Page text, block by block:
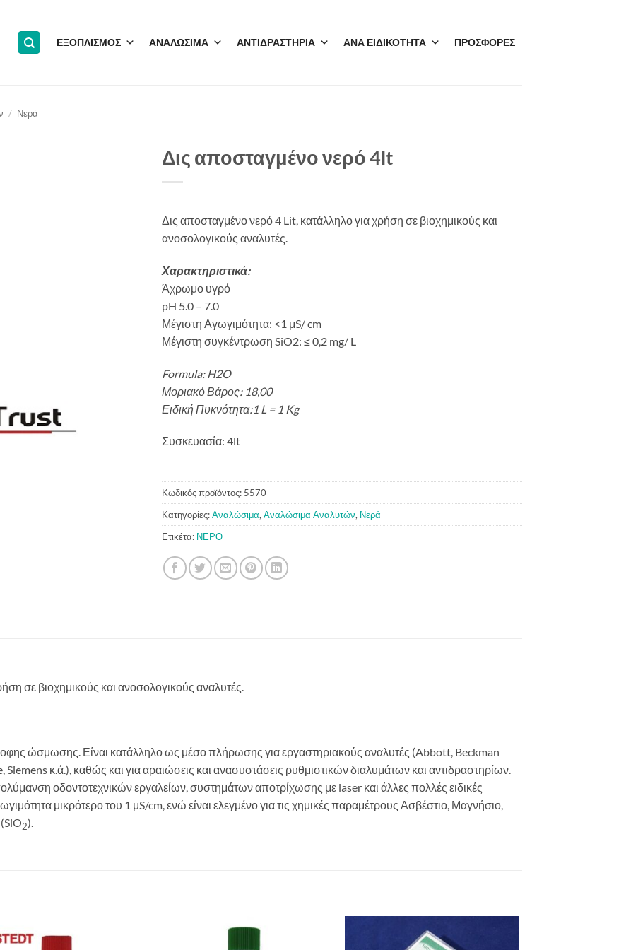
ΕΞΟΠΛΙΣΜΟΣ ΑΝΑΛΩΣΙΜΑ ΑΝΤΙΔΡΑΣΤΗΡΙΑ ΑΝΑ ΕΙΔΙΚΟΤΗΤΑ ΠΡΟΣΦΟΡΕΣ
/ Νερά
Δις αποσταγμένο νερό 4lt
Δις αποσταγμένο νερό 4 Lit, κατάλληλο για χρήση σε βιοχημικούς και
ανοσολογικούς αναλυτές.
Χαρακτηριστικά:
Άχρωμο υγρό
pH 5.0 – 7.0
Μέγιστη Αγωγιμότητα: <1 μS/ cm
Μέγιστη συγκέντρωση SiO2: ≤ 0,2 mg/ L
Formula: H2O
Μοριακό Βάρος:18,00
Ειδική Πυκνότητα:1 L = 1 Kg
Συσκευασία: 4lt
Κωδικός προϊόντος: 5570
Κατηγορίες:Αναλώσιμα, Αναλώσιμα Αναλυτών, Νερά
Ετικέτα: ΝΕΡΟ
σε βιοχημικούς και ανοσολογικούς αναλυτές.
ώσμωσης. Είναι κατάλληλο ως μέσο πλήρωσης για εργαστηριακούς αναλυτές (Abbott, Beckman
κ.ά.), καθώς και για αραιώσεις και ανασυστάσεις ρυθμιστικών διαλυμάτων και αντιδραστηρίων.
οδοντοτεχνικών εργαλείων, συστημάτων αποτρίχωσης με laser και άλλες πολλές ειδικές
μικρότερο του 1 μS/cm, ενώ είναι ελεγμένο για τις χημικές παραμέτρους Ασβέστιο, Μαγνήσιο,
2).